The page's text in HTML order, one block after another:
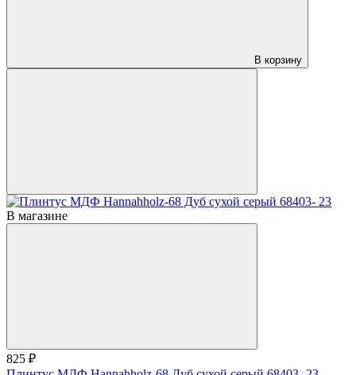
В корзину
В магазине
825 ₽